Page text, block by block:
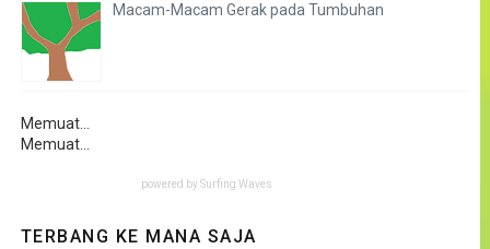
Macam-Macam Gerak pada Tumbuhan
Memuat...
Memuat...
powered by Surfing Waves
TERBANG KE MANA SAJA